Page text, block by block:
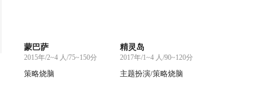
蒙巴萨
2015年/2~4 人/75~150分
策略烧脑
精灵岛
2017年/1~4 人/90~120分
主题扮演/策略烧脑